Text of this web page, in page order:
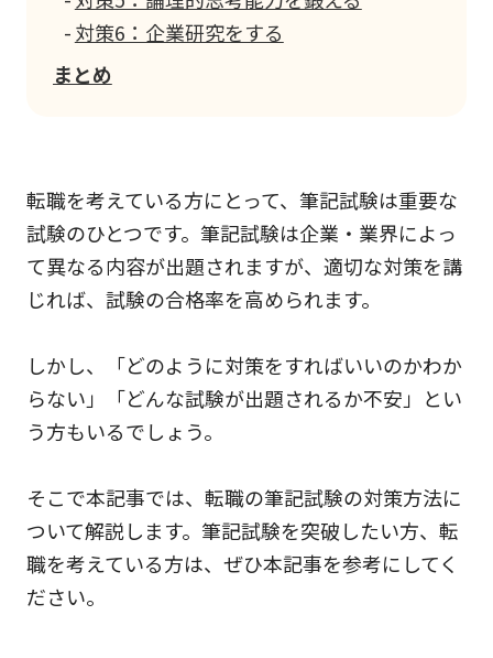
対策6：企業研究をする
まとめ
転職を考えている方にとって、筆記試験は重要な
試験のひとつです。筆記試験は企業・業界によっ
て異なる内容が出題されますが、適切な対策を講
じれば、試験の合格率を高められます。
しかし、「どのように対策をすればいいのかわか
らない」「どんな試験が出題されるか不安」とい
う方もいるでしょう。
そこで本記事では、転職の筆記試験の対策方法に
ついて解説します。筆記試験を突破したい方、転
職を考えている方は、ぜひ本記事を参考にしてく
ださい。